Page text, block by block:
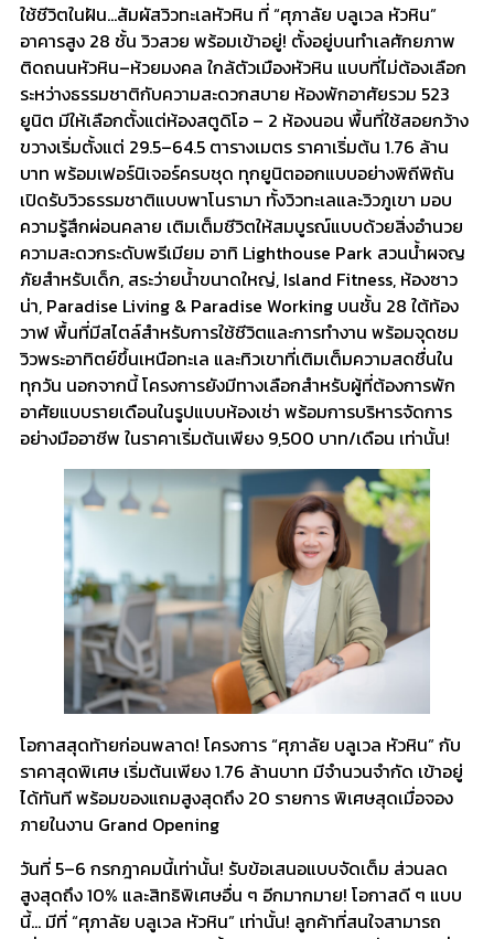
ใช้ชีวิตในฝัน…สัมผัสวิวทะเลหัวหิน ที่ “ศุภาลัย บลูเวล หัวหิน”
อาคารสูง 28 ชั้น วิวสวย พร้อมเข้าอยู่! ตั้งอยู่บนทำเลศักยภาพ
ติดถนนหัวหิน–ห้วยมงคล ใกล้ตัวเมืองหัวหิน แบบที่ไม่ต้องเลือก
ระหว่างธรรมชาติกับความสะดวกสบาย ห้องพักอาศัยรวม 523
ยูนิต มีให้เลือกตั้งแต่ห้องสตูดิโอ – 2 ห้องนอน พื้นที่ใช้สอยกว้าง
ขวางเริ่มตั้งแต่ 29.5–64.5 ตารางเมตร ราคาเริ่มต้น 1.76 ล้าน
บาท พร้อมเฟอร์นิเจอร์ครบชุด ทุกยูนิตออกแบบอย่างพิถีพิถัน
เปิดรับวิวธรรมชาติแบบพาโนรามา ทั้งวิวทะเลและวิวภูเขา มอบ
ความรู้สึกผ่อนคลาย เติมเต็มชีวิตให้สมบูรณ์แบบด้วยสิ่งอำนวย
ความสะดวกระดับพรีเมียม อาทิ Lighthouse Park สวนน้ำผจญ
ภัยสำหรับเด็ก, สระว่ายน้ำขนาดใหญ่, Island Fitness, ห้องซาว
น่า, Paradise Living & Paradise Working บนชั้น 28 ใต้ท้อง
วาฬ พื้นที่มีสไตล์สำหรับการใช้ชีวิตและการทำงาน พร้อมจุดชม
วิวพระอาทิตย์ขึ้นเหนือทะเล และทิวเขาที่เติมเต็มความสดชื่นใน
ทุกวัน นอกจากนี้ โครงการยังมีทางเลือกสำหรับผู้ที่ต้องการพัก
อาศัยแบบรายเดือนในรูปแบบห้องเช่า พร้อมการบริหารจัดการ
อย่างมืออาชีพ ในราคาเริ่มต้นเพียง 9,500 บาท/เดือน เท่านั้น!
โอกาสสุดท้ายก่อนพลาด! โครงการ “ศุภาลัย บลูเวล หัวหิน” กับ
ราคาสุดพิเศษ เริ่มต้นเพียง 1.76 ล้านบาท มีจำนวนจำกัด เข้าอยู่
ได้ทันที พร้อมของแถมสูงสุดถึง 20 รายการ พิเศษสุดเมื่อจอง
ภายในงาน Grand Opening
วันที่ 5–6 กรกฎาคมนี้เท่านั้น! รับข้อเสนอแบบจัดเต็ม ส่วนลด
สูงสุดถึง 10% และสิทธิพิเศษอื่น ๆ อีกมากมาย! โอกาสดี ๆ แบบ
นี้… มีที่ “ศุภาลัย บลูเวล หัวหิน” เท่านั้น! ลูกค้าที่สนใจสามารถ